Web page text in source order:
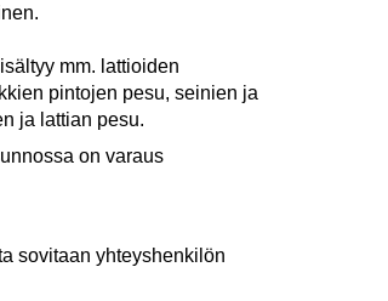
mm. lattioiden
pintojen pesu, seinien ja
ja lattian pesu.
on varaus
sovitaan yhteyshenkilön